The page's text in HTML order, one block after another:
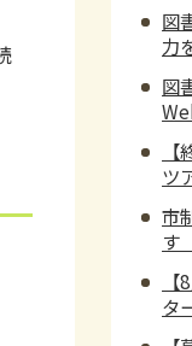
図
力
図
ツ
市
す
タ